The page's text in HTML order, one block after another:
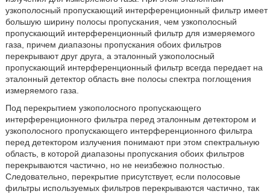
узкополосный пропускающий интерференционный фильтр имеет
большую ширину полосы пропускания, чем узкополосный
пропускающий интерференционный фильтр для измеряемого
газа, причем диапазоны пропускания обоих фильтров
перекрывают друг друга, а эталонный узкополосный
пропускающий интерференционный фильтр всегда передает на
эталонный детектор область вне полосы спектра поглощения
измеряемого газа.
Под перекрытием узкополосного пропускающего
интерференционного фильтра перед эталонным детектором и
узкополосного пропускающего интерференционного фильтра
перед детектором излучения понимают при этом спектральную
область, в которой диапазоны пропускания обоих фильтров
перекрываются частично, но не неизбежно полностью.
Следовательно, перекрытие присутствует, если полосовые
фильтры используемых фильтров перекрываются частично, так